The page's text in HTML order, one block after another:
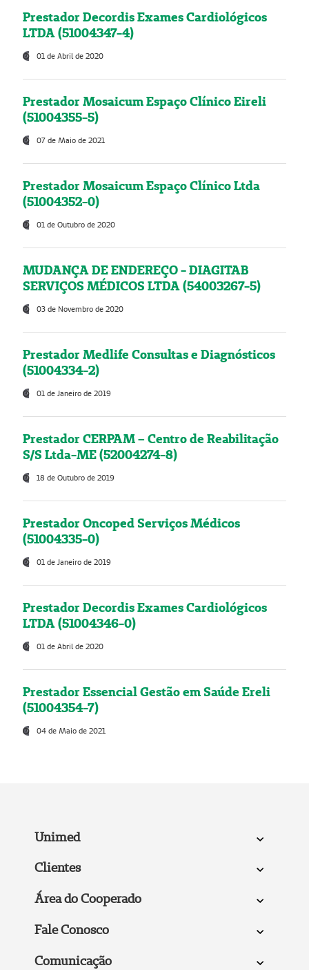
Prestador Decordis Exames Cardiológicos
LTDA (51004347-4)
01 de Abril de 2020
Prestador Mosaicum Espaço Clínico Eireli
(51004355-5)
07 de Maio de 2021
Prestador Mosaicum Espaço Clínico Ltda
(51004352-0)
01 de Outubro de 2020
MUDANÇA DE ENDEREÇO - DIAGITAB
SERVIÇOS MÉDICOS LTDA (54003267-5)
03 de Novembro de 2020
Prestador Medlife Consultas e Diagnósticos
(51004334-2)
01 de Janeiro de 2019
Prestador CERPAM – Centro de Reabilitação
S/S Ltda-ME (52004274-8)
18 de Outubro de 2019
Prestador Oncoped Serviços Médicos
(51004335-0)
01 de Janeiro de 2019
Prestador Decordis Exames Cardiológicos
LTDA (51004346-0)
01 de Abril de 2020
Prestador Essencial Gestão em Saúde Ereli
(51004354-7)
04 de Maio de 2021
Unimed
Clientes
Área do Cooperado
Fale Conosco
Comunicação